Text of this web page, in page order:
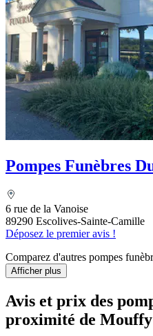
Pompes Funèbres
6 rue de la Vanoise
89290 Escolives-Sainte-Camille
Déposez le premier avis !
Comparez d'autres pompes
Afficher plus
Avis et prix des
proximité de Mouffy